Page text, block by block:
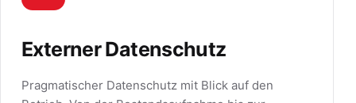
Externer Datenschutz
Pragmatischer Datenschutz mit Blick auf den